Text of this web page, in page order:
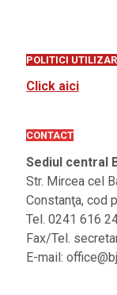
POLITICI
Click aici
CONTACT
Sediul central
Str. Mircea cel
Constanţa, cod
Tel. 0241 616
Fax/Tel.
E-mail: